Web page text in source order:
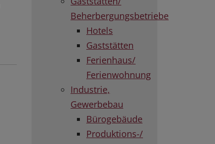
Beherbergungsbetriebe
Hotels
Gaststätten
Ferienhaus/
Ferienwohnung
Industrie,
Gewerbebau
Bürogebäude
Produktions-/